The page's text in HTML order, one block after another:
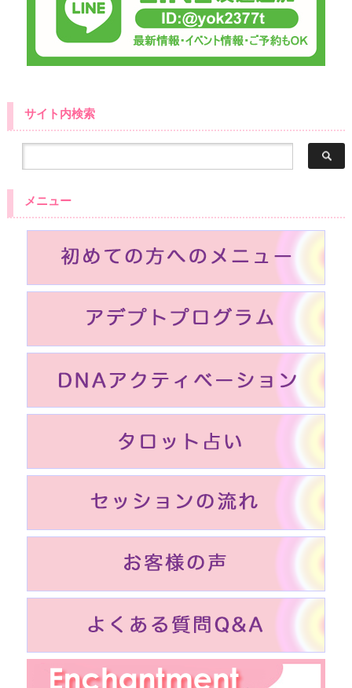
サイト内検索
メニュー